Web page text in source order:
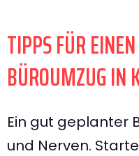
TIPPS FÜR
BÜROUMZUG IN
Ein gut geplanter
und Nerven.